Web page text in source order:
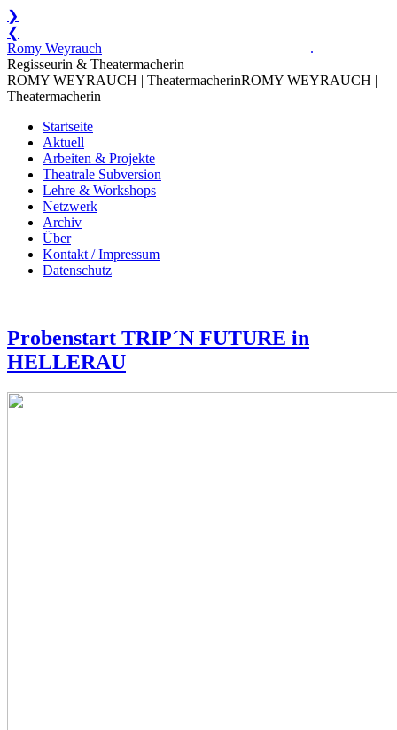
❯
❮
.
Zum
Inhalt
springen
Romy Weyrauch
Regisseurin & Theatermacherin
ROMY WEYRAUCH | TheatermacherinROMY WEYRAUCH |
Theatermacherin
Startseite
Aktuell
Arbeiten & Projekte
Theatrale Subversion
Lehre & Workshops
Netzwerk
Archiv
Über
Kontakt / Impressum
Datenschutz
Probenstart TRIP´N FUTURE in
HELLERAU